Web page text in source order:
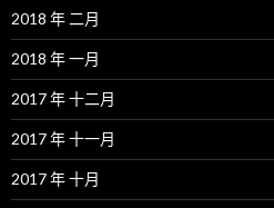
2018 年 二月
2018 年 一月
2017 年 十二月
2017 年 十一月
2017 年 十月